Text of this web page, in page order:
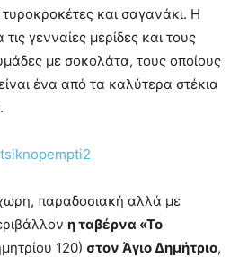
και σαγανάκι. Η
γενναίες μερίδες και τους
με σοκολάτα, τους οποίους
ένα από τα καλύτερα στέκια
παραδοσιακή αλλά με
η ταβέρνα «Το
120) στον Άγιο Δημήτριο,